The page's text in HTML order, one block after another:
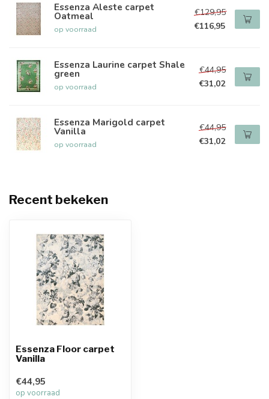
Essenza Aleste carpet
Oatmeal
op voorraad
€129,95
€116,95
Essenza Laurine carpet Shale
green
op voorraad
€44,95
€31,02
Essenza Marigold carpet
Vanilla
op voorraad
€44,95
€31,02
Recent bekeken
Essenza Floor carpet
Vanilla
€44,95
op voorraad